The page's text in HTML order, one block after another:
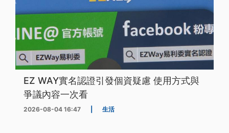
EZ WAY實名認證引發個資疑慮 使用方式與
爭議內容一次看
2026-08-04 16:47 生活